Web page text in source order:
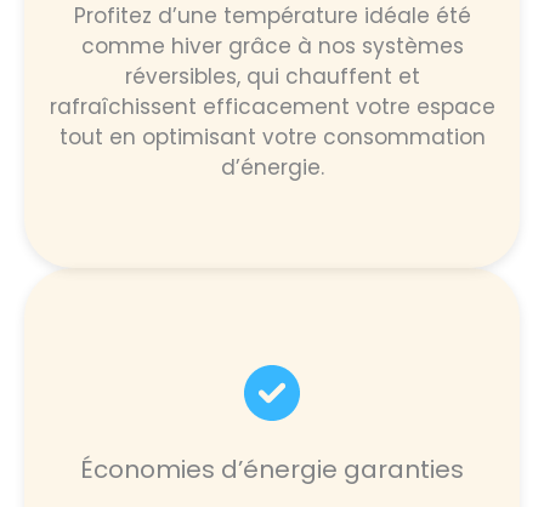
Profitez d’une température idéale été
comme hiver grâce à nos systèmes
réversibles, qui chauffent et
rafraîchissent efficacement votre espace
tout en optimisant votre consommation
d’énergie.
Économies d’énergie garanties